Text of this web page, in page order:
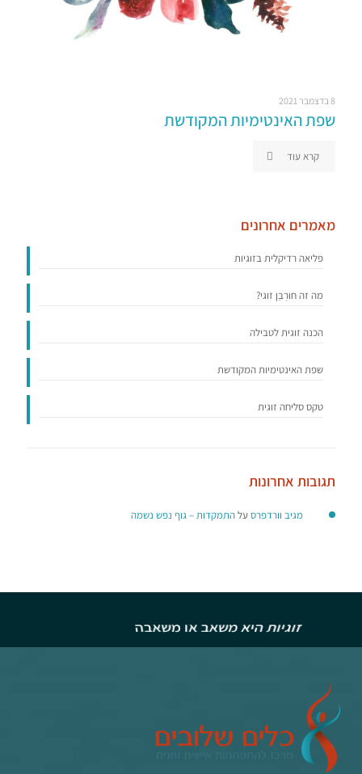
8 בדצמבר 2021
שפת האינטימיות המקודשת
קרא עוד
מאמרים אחרונים
פליאה רדיקלית בזוגיות
מה זה חוּרְבַּן זוגי?
הכנה זוגית לטבילה
שפת האינטימיות המקודשת
טקס סליחה זוגית
תגובות אחרונות
מגיב וורדפרסעלהתמקדות – גוף נפש נשמה
פעם תורי לאהוב ופעם תורך. (שלמה ארצי)